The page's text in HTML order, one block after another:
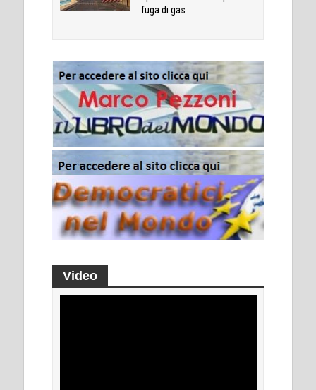
fuga di gas
Video